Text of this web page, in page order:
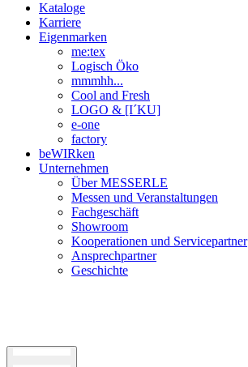
Kataloge
Karriere
Eigenmarken
me:tex
Logisch Öko
mmmhh...
Cool and Fresh
LOGO & [I´KU]
e-one
factory
beWIRken
Unternehmen
Über MESSERLE
Messen und Veranstaltungen
Fachgeschäft
Showroom
Kooperationen und Servicepartner
Ansprechpartner
Geschichte